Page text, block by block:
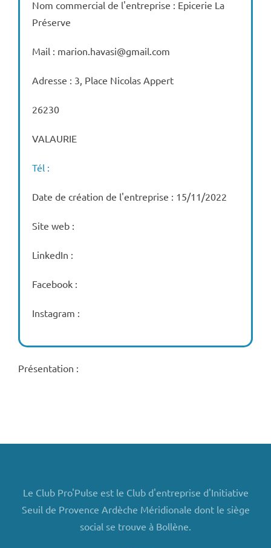
Nom commercial de l'entreprise : Epicerie La
Préserve
Mail : marion.havasi@gmail.com
Adresse : 3, Place Nicolas Appert
26230
VALAURIE
Tél :
Date de création de l'entreprise : 15/11/2022
Site web :
LinkedIn :
Facebook :
Instagram :
Présentation :
Le Club Pro'Pulse est le Club d'entreprise d'Initiative
Seuil de Provence Ardèche Méridionale dont le siège
social se trouve à Bollène.